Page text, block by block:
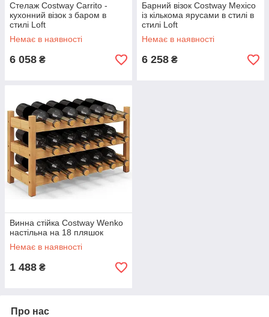
Стелаж Costway Carrito -
кухонний візок з баром в
стилі Loft
Немає в наявності
6 058 ₴
Барний візок Costway Mexico
із кількома ярусами в стилі в
стилі Loft
Немає в наявності
6 258 ₴
Винна стійка Costway Wenko
настільна на 18 пляшок
Немає в наявності
1 488 ₴
Про нас